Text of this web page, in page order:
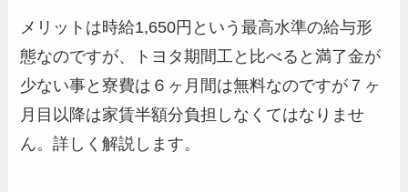
メリットは時給1,650円という最高水準の給与形
態なのですが、トヨタ期間工と比べると満了金が
少ない事と寮費は６ヶ月間は無料なのですが７ヶ
月目以降は家賃半額分負担しなくてはなりませ
ん。詳しく解説します。